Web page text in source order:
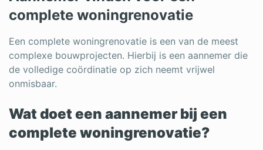
complete woningrenovatie
Een complete woningrenovatie is een van de meest
complexe bouwprojecten. Hierbij is een aannemer die
de volledige coördinatie op zich neemt vrijwel
onmisbaar.
Wat doet een aannemer bij een
complete woningrenovatie?